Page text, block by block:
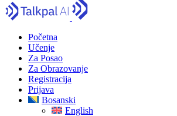
Početna
Učenje
Za Posao
Za Obrazovanje
Registracija
Prijava
Bosanski
English